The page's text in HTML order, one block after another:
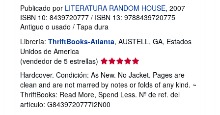
Publicado por LITERATURA RANDOM HOUSE, 2007
ISBN 10: 8439720777 / ISBN 13: 9788439720775
Antiguo o usado / Tapa dura
Librería: ThriftBooks-Atlanta, AUSTELL, GA, Estados
Unidos de America
(vendedor de 5 estrellas) Calificación
del
vendedor:
5
de
5
Hardcover. Condición: As New. No Jacket. Pages are
clean and are not marred by notes or folds of any kind. ~
ThriftBooks: Read More, Spend Less. Nº de ref. del
artículo: G8439720777I2N00